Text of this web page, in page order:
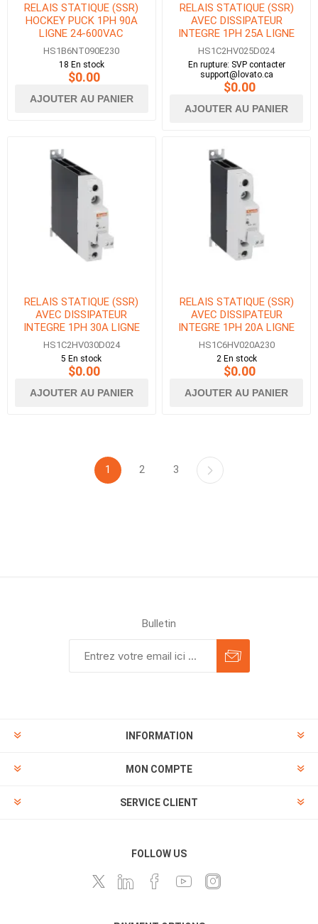
RELAIS STATIQUE (SSR)
HOCKEY PUCK 1PH 90A
LIGNE 24-600VAC
CONTROLE 18-280VAC/DC
HS1B6NT090E230
18 En stock
$0.00
AJOUTER AU PANIER
RELAIS STATIQUE (SSR)
AVEC DISSIPATEUR
INTEGRE 1PH 25A LIGNE
12-275VAC CONTROLE 3-
32VDC
HS1C2HV025D024
En rupture: SVP contacter
support@lovato.ca
$0.00
AJOUTER AU PANIER
RELAIS STATIQUE (SSR)
AVEC DISSIPATEUR
INTEGRE 1PH 30A LIGNE
12-275VAC CONTROLE 3-
32VDC
HS1C2HV030D024
5 En stock
$0.00
AJOUTER AU PANIER
RELAIS STATIQUE (SSR)
AVEC DISSIPATEUR
INTEGRE 1PH 20A LIGNE
48-600VAC CONTROLE 90-
280VAC
HS1C6HV020A230
2 En stock
$0.00
AJOUTER AU PANIER
1 2 3
Bulletin
INFORMATION
MON COMPTE
SERVICE CLIENT
FOLLOW US